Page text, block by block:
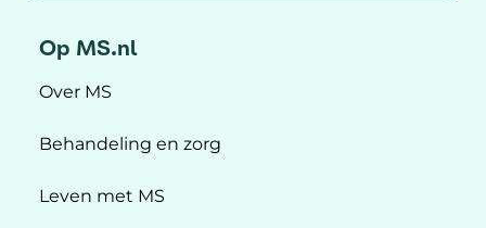
Op MS.nl
Over MS
Behandeling en zorg
Leven met MS